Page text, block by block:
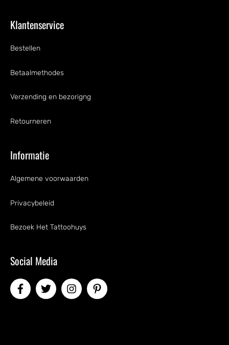
Klantenservice
Bestellen
Betaalmethodes
Verzending en bezorigng
Retourneren
Informatie
Algemene voorwaarden
Privacybeleid
Bezoek Het Tattoohuys
Social Media